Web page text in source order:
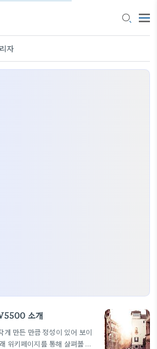
자
소개
만든 만큼 정성이 있어 보이
위키페이지를 통해 살펴볼 수